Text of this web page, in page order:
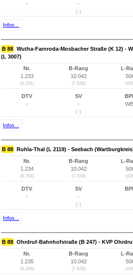
-
-
(-)
Infos...
B 88 Wutha-Farnroda-Mosbacher Straße (K 12) -
(L 3007)
Nr.
1.233
(8.251)
B-Rang
10.042
(7.638)
L-
DTV
-
SV
-
(-)
Infos...
B 88 Ruhla-Thal (L 2119) - Seebach
Nr.
1.234
(8.254)
B-Rang
10.042
(7.638)
L-
DTV
-
SV
-
(-)
Infos...
B 88 Ohrdruf-Bahnhofstraße (B 247) - KVP
Nr.
1.235
(8.266)
B-Rang
10.042
(7.638)
L-